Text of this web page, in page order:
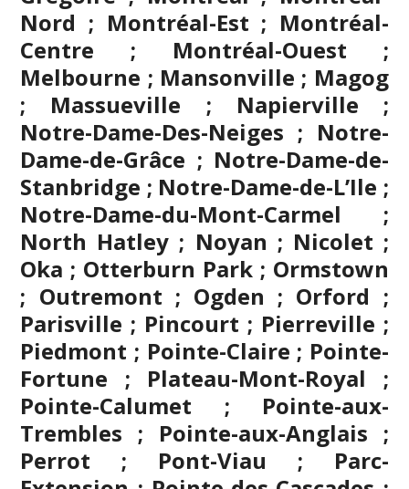
Nord ; Montréal-Est ; Montréal-
Centre ; Montréal-Ouest ;
Melbourne ; Mansonville ; Magog
; Massueville ; Napierville ;
Notre-Dame-Des-Neiges ; Notre-
Dame-de-Grâce ; Notre-Dame-de-
Stanbridge ; Notre-Dame-de-L’Ile ;
Notre-Dame-du-Mont-Carmel ;
North Hatley ; Noyan ; Nicolet ;
Oka ; Otterburn Park ; Ormstown
; Outremont ; Ogden ; Orford ;
Parisville ; Pincourt ; Pierreville ;
Piedmont ; Pointe-Claire ; Pointe-
Fortune ; Plateau-Mont-Royal ;
Pointe-Calumet ; Pointe-aux-
Trembles ; Pointe-aux-Anglais ;
Perrot ; Pont-Viau ; Parc-